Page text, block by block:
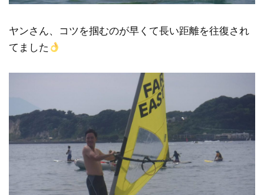
ヤンさん、コツを掴むのが早くて長い距離を往復され
てました